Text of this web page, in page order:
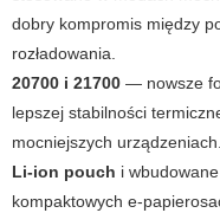
dobry kompromis między
rozładowania.
20700 i 21700 — nowsze
lepszej stabilności
mocniejszych urządzeniach.
Li-ion pouch i
kompaktowych e-